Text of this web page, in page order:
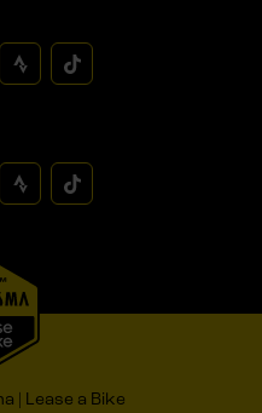
| Lease a Bike